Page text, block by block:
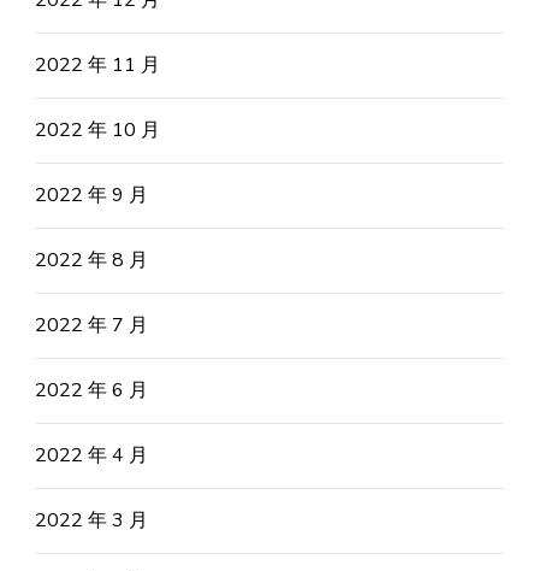
2022 年 11 月
2022 年 10 月
2022 年 9 月
2022 年 8 月
2022 年 7 月
2022 年 6 月
2022 年 4 月
2022 年 3 月